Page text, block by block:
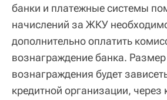
банки и платежные системы
начислений за ЖКУ
дополнительно оплатить
вознаграждение банка.
вознаграждения будет
кредитной организации, через